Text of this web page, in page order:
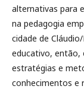
alternativas para
na pedagogia
cidade de
educativo, então,
estratégias e
conhecimentos e